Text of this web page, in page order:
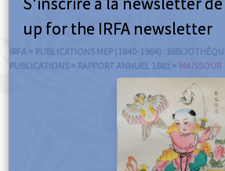
IRFA > PUBLICATIONS MEP (1840-1964) :
PUBLICATIONS > RAPPORT ANNUEL 1881 > MAÏSSOUR
up for the IRFA newsletter